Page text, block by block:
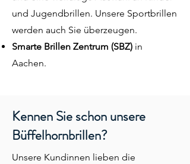
und Jugendbrillen. Unsere Sportbrillen
werden auch Sie überzeugen.
Smarte Brillen Zentrum (SBZ) in
Aachen.
Kennen Sie schon unsere
Büffelhornbrillen?
Unsere Kundinnen lieben die